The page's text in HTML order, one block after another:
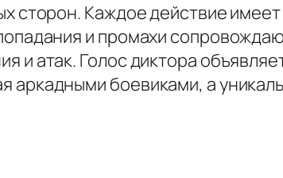
сторон. Каждое действие
и промахи
и атак. Голос диктора
аркадными боевиками, а